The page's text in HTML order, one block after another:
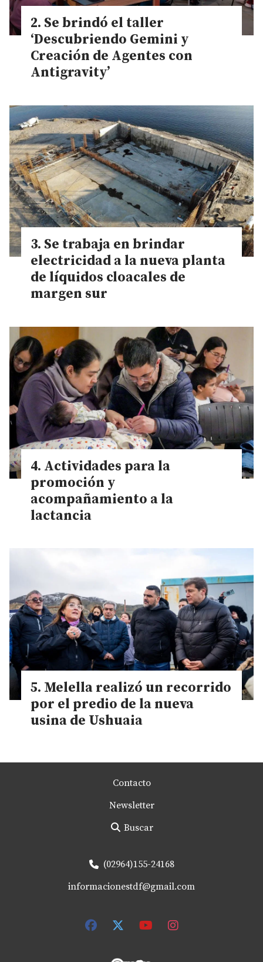
Se brindó el taller
‘Descubriendo Gemini y
Creación de Agentes con
Antigravity’
Se trabaja en brindar
electricidad a la nueva planta
de líquidos cloacales de
margen sur
Actividades para la
promoción y
acompañamiento a la
lactancia
Melella realizó un recorrido
por el predio de la nueva
usina de Ushuaia
Contacto
Newsletter
Buscar
(02964)155-24168
informacionestdf@gmail.com